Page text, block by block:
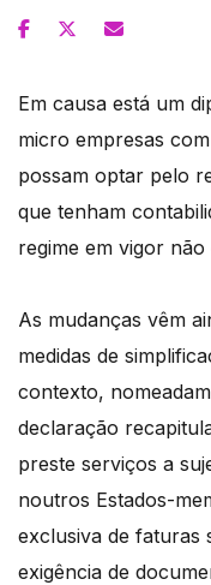
Em causa está um
micro empresas
possam optar pelo
que tenham
regime em vigor não
As mudanças vêm
medidas de
contexto,
declaração
preste serviços a
noutros Estados-
exclusiva de faturas
exigência de